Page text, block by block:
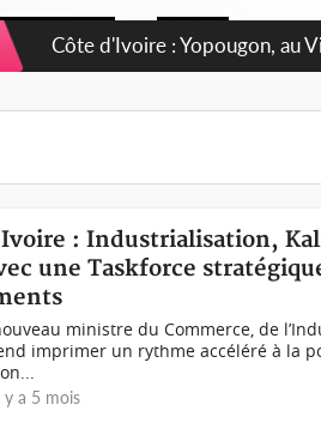
Côte d'Ivoire : Yopougon, au
: Industrialisation,
une Taskforce
ministre du Commerce, de
imprimer un rythme accéléré à la
y a 5 mois